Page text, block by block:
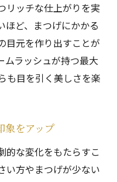
リッチな仕上がりを実
ほど、まつげにかかる
目元を作り出すことが
ムラッシュが持つ最大
も目を引く美しさを楽
象をアップ
的な変化をもたらすこ
い方やまつげが少ない